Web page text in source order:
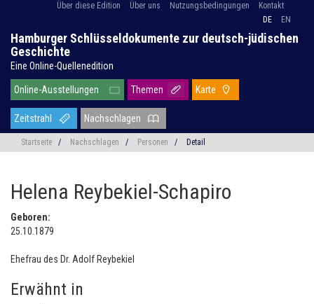
Über diese Edition Über uns Nutzungsbedingungen
Kontakt
DE
EN
Hamburger Schlüsseldokumente zur deutsch-jüdischen
Geschichte
Eine Online-Quellenedition
Online-Ausstellungen Themen Karte
Zeitstrahl Nachschlagen
Startseite / Nachschlagen / Personen / Detail
Helena Reybekiel-Schapiro
Geboren:
25.10.1879
Ehefrau des Dr. Adolf Reybekiel
Erwähnt in